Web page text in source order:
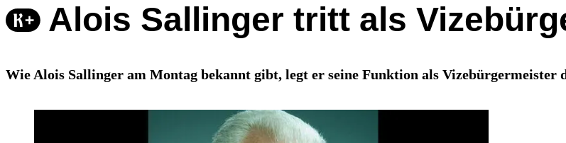
Alois Sallinger tritt als
Wie Alois Sallinger am Montag bekannt gibt, legt er seine Funktion als